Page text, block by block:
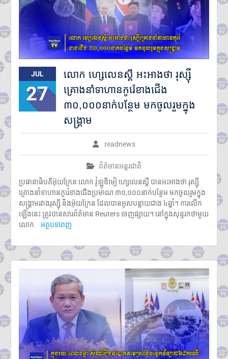
ការចាប់ឆ្នោត ជ្រើសរើសតូបលក់ដូរ
សម្រាប់អាជីវករភៀសសឹក នៅភូមិ
រង់ចាំ ជំហានដំបូង
ប្រមាណ៣០០តូប
លោក ទូច សុឃៈ បញ្ជាក់ថា៖ យុវតី
សិង្ហបុរី មក កម្ពុជាដោយសារបញ្ហា
គ្រួសារ មិនមែនជាករណីជួញដូរ
មនុស្ស
លោក ថម អេនឌ្រូ «ខ្ញុំរំជួលចិត្ត
ពេលពួកគាត់យំ ពេលនិយាយមក
កាន់ខ្ញុំ ពួកគាត់មិនអាចទៅផ្ទះវិញ
ដោយសារថៃគ្រប់គ្រង ពួកគាត់
សមនឹងត្រឡប់ទៅផ្ទះវិញ»
JUL
27
លោក ហ្សេលេនស្គី អះអាងថា រុស្ស៊ី
គ្រោងនាំទាហានកូរ៉េខាងជើង
៣០,០០០នាក់បន្ថែម មកចូលរួមក្នុង
សង្គ្រាម
readnews
ព័ត៌មានអន្តរជាតិ
ប្រធានាធិបតីអ៊ុយក្រែន លោក វ៉ូឡូឌីមៀ ហ្សេលេនស្គី បានអះអាងថា រុស្ស៊ី
គ្រោងនាំទាហានកូរ៉េខាងជើងប្រមាណ ៣០,០០០នាក់បន្ថែម មកចូលរួមក្នុង
សង្គ្រាមរវាងរុស្ស៊ី និងអ៊ុយក្រែន ដែលបានអូសបន្លាយជាង ៤ឆ្នាំ។ ការលើក
ឡើងនេះ ត្រូវបានសារព័ត៌មាន Reuters ចេញផ្សាយ។ នៅក្នុងសុន្ទរកថាមួយ
លោក
អត្ថបទពេញ